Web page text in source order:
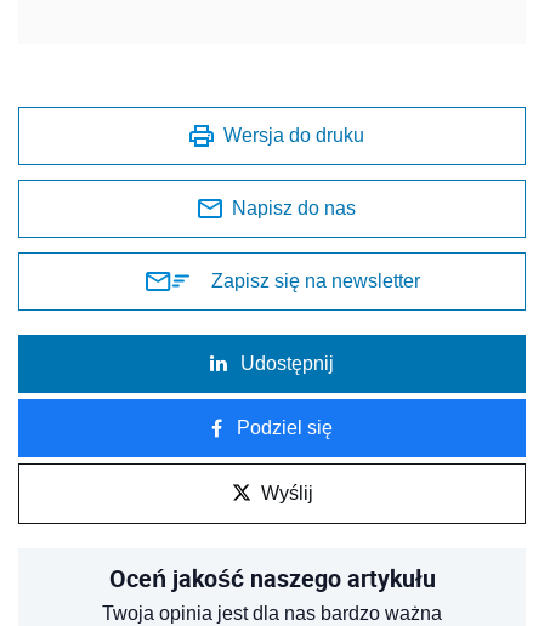
Wersja do druku
Napisz do nas
Zapisz się na newsletter
Udostępnij
Podziel się
Wyślij
Oceń jakość naszego artykułu
Twoja opinia jest dla nas bardzo ważna